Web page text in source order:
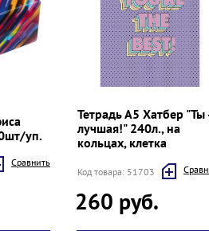
уп.
Cравнить
Тетрадь А5 Хатбер "Ты
лучшая!" 240л., на
кольцах, клетка
Код товара: 51703
260 руб.